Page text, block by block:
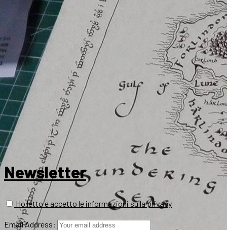
Newsletter
Ho letto e accetto le informazioni sulla privacy
Email Address: